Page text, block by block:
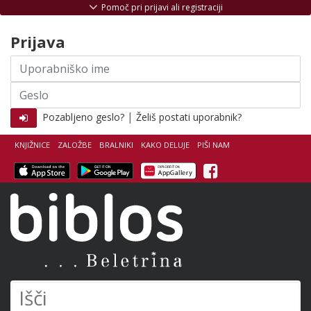
KNJIŽNICE ZALOŽBE BRALNIKI KAKO DELUJE PIŠI NAM
Facebook
Pomoč pri prijavi ali registraciji
Prijava
Uporabniško
ime
Geslo
Pozabljeno geslo? | Želiš postati uporabnik?